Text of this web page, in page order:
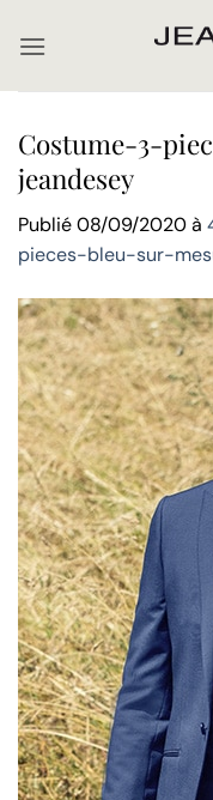
Costume-3-
jeandesey
Publié08/09/2020à
pieces-bleu-sur-